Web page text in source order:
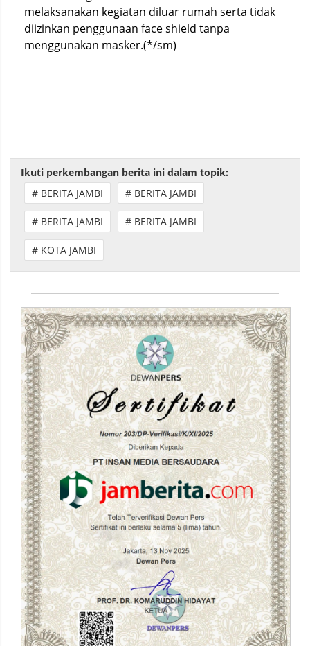
melaksanakan kegiatan diluar rumah serta tidak
diizinkan penggunaan face shield tanpa
menggunakan masker.(*/sm)
Ikuti perkembangan berita ini dalam topik:
# BERITA JAMBI
# BERITA JAMBI
# BERITA JAMBI # BERITA JAMBI
# KOTA JAMBI